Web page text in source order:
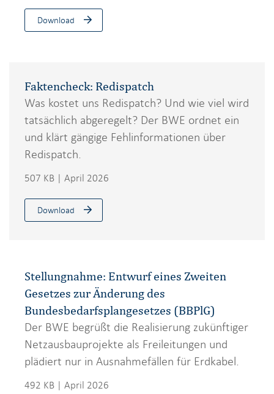
Download
Faktencheck: Redispatch
Was kostet uns Redispatch? Und wie viel wird
tatsächlich abgeregelt? Der BWE ordnet ein
und klärt gängige Fehlinformationen über
Redispatch.
507 KB | April 2026
Download
Stellungnahme: Entwurf eines Zweiten
Gesetzes zur Änderung des
Bundesbedarfsplangesetzes (BBPlG)
Der BWE begrüßt die Realisierung zukünftiger
Netzausbauprojekte als Freileitungen und
plädiert nur in Ausnahmefällen für Erdkabel.
492 KB | April 2026